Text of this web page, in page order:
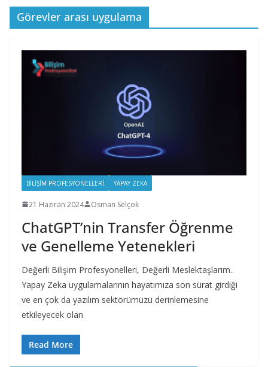
Görevler arası uygulama
BILIŞIM PROFESYONELLERI YAPAY ZEKA
21 Haziran 2024 Osman Selçok
ChatGPT’nin Transfer Öğrenme
ve Genelleme Yetenekleri
Değerli Bilişim Profesyonelleri, Değerli Meslektaşlarım..
Yapay Zeka uygulamalarının hayatımıza son sürat girdiği
ve en çok da yazılım sektörümüzü derinlemesine
etkileyecek olan
Read More